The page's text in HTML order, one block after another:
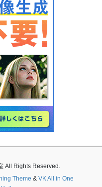
All Rights Reserved.
Theme & VK All in One